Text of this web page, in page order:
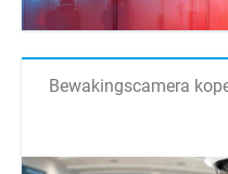
Bewakingscamera